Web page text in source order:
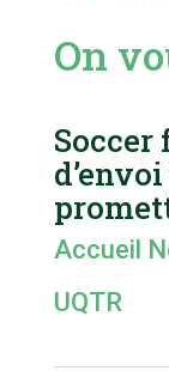
On
Soccer
Accueil
UQTR